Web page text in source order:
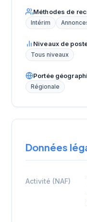
Méthodes de
Intérim
Niveaux de
Tous niveaux
Portée
Régionale
Données
Activité (NAF)